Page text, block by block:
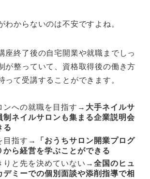
わからないのは不安ですよね。
座終了後の自宅開業や就職までしっ
が整っていて、資格取得後の働き方
って受講することができます。
ンへの就職を目指す→ 大手ネイルサ
制ネイルサロンも集まる企業説明会
る
目指す→
「おうちサロン開業プログ
から経営を学ぶことができる
りと先を決めていない→ 全国のヒュ
デミーでの個別面談や添削指導で相